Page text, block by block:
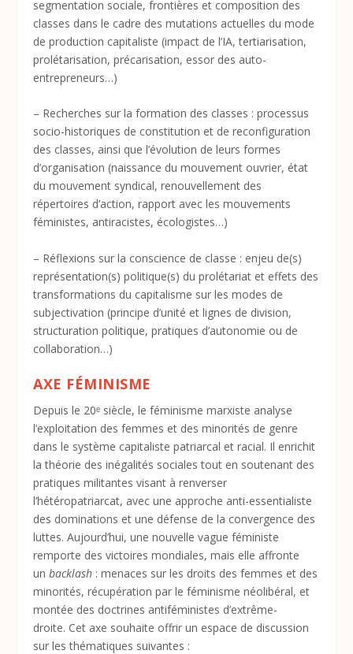
segmentation sociale, frontières et composition des
classes dans le cadre des mutations actuelles du mode
de production capitaliste (impact de l’IA, tertiarisation,
prolétarisation, précarisation, essor des auto-
entrepreneurs…)
– Recherches sur la formation des classes : processus
socio-historiques de constitution et de reconfiguration
des classes, ainsi que l’évolution de leurs formes
d’organisation (naissance du mouvement ouvrier, état
du mouvement syndical, renouvellement des
répertoires d’action, rapport avec les mouvements
féministes, antiracistes, écologistes…)
– Réflexions sur la conscience de classe : enjeu de(s)
représentation(s) politique(s) du prolétariat et effets des
transformations du capitalisme sur les modes de
subjectivation (principe d’unité et lignes de division,
structuration politique, pratiques d’autonomie ou de
collaboration…)
AXE FÉMINISME
Depuis le 20ᵉ siècle, le féminisme marxiste analyse
l’exploitation des femmes et des minorités de genre
dans le système capitaliste patriarcal et racial. Il enrichit
la théorie des inégalités sociales tout en soutenant des
pratiques militantes visant à renverser
l’hétéropatriarcat, avec une approche anti-essentialiste
des dominations et une défense de la convergence des
luttes. Aujourd’hui, une nouvelle vague féministe
remporte des victoires mondiales, mais elle affronte
un backlash : menaces sur les droits des femmes et des
minorités, récupération par le féminisme néolibéral, et
montée des doctrines antiféministes d’extrême-
droite. Cet axe souhaite offrir un espace de discussion
sur les thématiques suivantes :